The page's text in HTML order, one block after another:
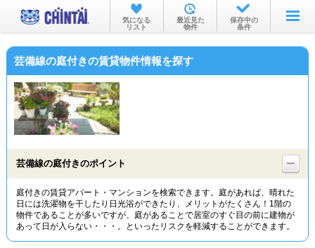
お部屋を探す
沿線・駅から
物件特集から
TOP
気になる
リスト
最近見た
物件
保存中の
条件
芸備線の庭付きの賃貸物件情報を探す
芸備線の庭付きのポイント
庭付きの賃貸アパート・マンションを検索できます。庭があれば、晴れた
日には洗濯物を干したり日光浴ができたり、メリットがたくさん！1階の
物件であることが多いですが、庭があることで居室のすぐ目の前に建物が
あって日が入らない・・・。といったリスクを軽減することができます。